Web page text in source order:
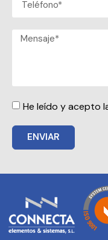
He leído y acepto
ENVIAR